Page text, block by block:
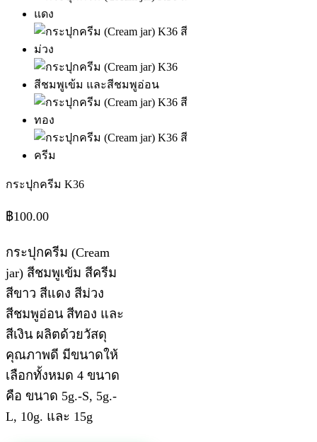
กระปุกครีม K36
฿100.00
กระปุกครีม (Cream
jar) สีชมพูเข้ม สีครีม
สีขาว สีแดง สีม่วง
สีชมพูอ่อน สีทอง และ
สีเงิน ผลิตด้วยวัสดุ
คุณภาพดี มีขนาดให้
เลือกทั้งหมด 4 ขนาด
คือ ขนาด 5g.-S, 5g.-
L, 10g. และ 15g